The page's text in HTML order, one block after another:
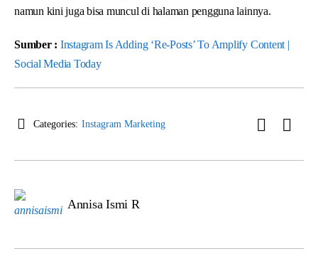
namun kini juga bisa muncul di halaman pengguna lainnya.
Sumber : Instagram Is Adding ‘Re-Posts’ To Amplify Content |
Social Media Today
Categories: Instagram Marketing
Annisa Ismi R